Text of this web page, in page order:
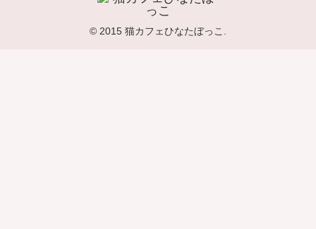
© 2015 猫カフェひなたぼっこ.